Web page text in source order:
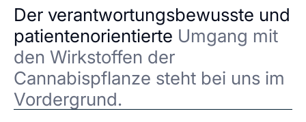
Der verantwortungsbewusste und
patientenorientierte Umgang mit
den Wirkstoffen der
Cannabispflanze steht bei uns im
Vordergrund.